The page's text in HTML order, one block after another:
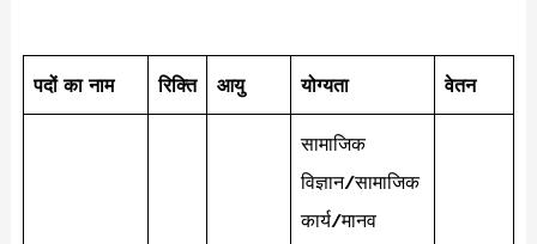
पदों का नाम रिक्ति आयु योग्यता वेतन
सामाजिक
विज्ञान/सामाजिक
कार्य/मानव